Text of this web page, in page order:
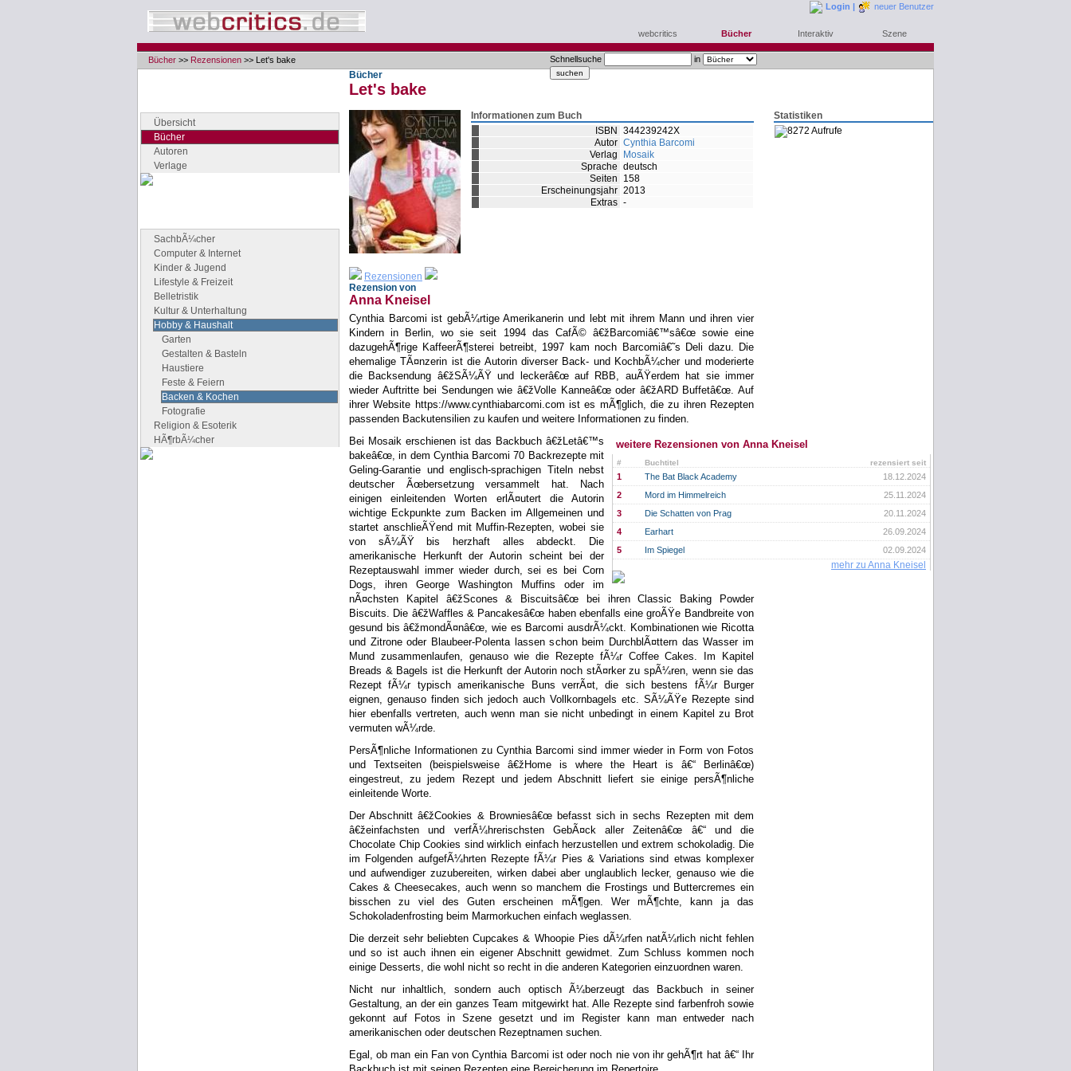
Login | neuer Benutzer
webcritics Bücher Interaktiv Szene
Schnellsuche in
Bücher >> Rezensionen >> Let's bake
Übersicht
Bücher
Autoren
Verlage
SachbÃ¼cher
Computer & Internet
Kinder & Jugend
Lifestyle & Freizeit
Belletristik
Kultur & Unterhaltung
Hobby & Haushalt
Garten
Gestalten & Basteln
Haustiere
Feste & Feiern
Backen & Kochen
Fotografie
Religion & Esoterik
HÃ¶rbÃ¼cher
Bücher
Let's bake
Statistiken
8272 Aufrufe
Informationen zum Buch
ISBN
344239242X
Autor Cynthia Barcomi
Verlag
Mosaik
Sprache deutsch
Seiten
158
Erscheinungsjahr 2013
Extras -
Rezensionen
Rezension von
Anna Kneisel
Cynthia Barcomi ist gebÃ¼rtige Amerikanerin und lebt mit ihrem Mann und ihren vier
Kindern in Berlin, wo sie seit 1994 das CafÃ© â€žBarcomiâ€™sâ€œ sowie eine
dazugehÃ¶rige KaffeerÃ¶sterei betreibt, 1997 kam noch Barcomiâ€˜s Deli dazu. Die
ehemalige TÃ¤nzerin ist die Autorin diverser Back- und KochbÃ¼cher und moderierte
die Backsendung â€žSÃ¼ÃŸ und leckerâ€œ auf RBB, auÃŸerdem hat sie immer
wieder Auftritte bei Sendungen wie â€žVolle Kanneâ€œ oder â€žARD Buffetâ€œ. Auf
ihrer Website https://www.cynthiabarcomi.com ist es mÃ¶glich, die zu ihren Rezepten
passenden Backutensilien zu kaufen und weitere Informationen zu finden.
weitere Rezensionen von Anna Kneisel
# rezensiert seit
Buchtitel
1 18.12.2024
The Bat Black Academy
2
25.11.2024
Mord im Himmelreich
3
20.11.2024
Die Schatten von Prag
4
26.09.2024
Earhart
5
02.09.2024
Im Spiegel
mehr zu Anna Kneisel
Bei Mosaik erschienen ist das Backbuch â€žLetâ€™s
bakeâ€œ, in dem Cynthia Barcomi 70 Backrezepte mit
Geling-Garantie und englisch-sprachigen Titeln nebst
deutscher Ãœbersetzung versammelt hat. Nach
einigen einleitenden Worten erlÃ¤utert die Autorin
wichtige Eckpunkte zum Backen im Allgemeinen und
startet anschlieÃŸend mit Muffin-Rezepten, wobei sie
von sÃ¼ÃŸ bis herzhaft alles abdeckt. Die
amerikanische Herkunft der Autorin scheint bei der
Rezeptauswahl immer wieder durch, sei es bei Corn
Dogs, ihren George Washington Muffins oder im
nÃ¤chsten Kapitel â€žScones & Biscuitsâ€œ bei ihren Classic Baking Powder
Biscuits. Die â€žWaffles & Pancakesâ€œ haben ebenfalls eine groÃŸe Bandbreite von
gesund bis â€žmondÃ¤nâ€œ, wie es Barcomi ausdrÃ¼ckt. Kombinationen wie Ricotta
und Zitrone oder Blaubeer-Polenta lassen schon beim DurchblÃ¤ttern das Wasser im
Mund zusammenlaufen, genauso wie die Rezepte fÃ¼r Coffee Cakes. Im Kapitel
Breads & Bagels ist die Herkunft der Autorin noch stÃ¤rker zu spÃ¼ren, wenn sie das
Rezept fÃ¼r typisch amerikanische Buns verrÃ¤t, die sich bestens fÃ¼r Burger
eignen, genauso finden sich jedoch auch Vollkornbagels etc. SÃ¼ÃŸe Rezepte sind
hier ebenfalls vertreten, auch wenn man sie nicht unbedingt in einem Kapitel zu Brot
vermuten wÃ¼rde.
PersÃ¶nliche Informationen zu Cynthia Barcomi sind immer wieder in Form von Fotos
und Textseiten (beispielsweise â€žHome is where the Heart is â€“ Berlinâ€œ)
eingestreut, zu jedem Rezept und jedem Abschnitt liefert sie einige persÃ¶nliche
einleitende Worte.
Der Abschnitt â€žCookies & Browniesâ€œ befasst sich in sechs Rezepten mit dem
â€žeinfachsten und verfÃ¼hrerischsten GebÃ¤ck aller Zeitenâ€œ â€“ und die
Chocolate Chip Cookies sind wirklich einfach herzustellen und extrem schokoladig. Die
im Folgenden aufgefÃ¼hrten Rezepte fÃ¼r Pies & Variations sind etwas komplexer
und aufwendiger zuzubereiten, wirken dabei aber unglaublich lecker, genauso wie die
Cakes & Cheesecakes, auch wenn so manchem die Frostings und Buttercremes ein
bisschen zu viel des Guten erscheinen mÃ¶gen. Wer mÃ¶chte, kann ja das
Schokoladenfrosting beim Marmorkuchen einfach weglassen.
Die derzeit sehr beliebten Cupcakes & Whoopie Pies dÃ¼rfen natÃ¼rlich nicht fehlen
und so ist auch ihnen ein eigener Abschnitt gewidmet. Zum Schluss kommen noch
einige Desserts, die wohl nicht so recht in die anderen Kategorien einzuordnen waren.
Nicht nur inhaltlich, sondern auch optisch Ã¼berzeugt das Backbuch in seiner
Gestaltung, an der ein ganzes Team mitgewirkt hat. Alle Rezepte sind farbenfroh sowie
gekonnt auf Fotos in Szene gesetzt und im Register kann man entweder nach
amerikanischen oder deutschen Rezeptnamen suchen.
Egal, ob man ein Fan von Cynthia Barcomi ist oder noch nie von ihr gehÃ¶rt hat â€“ Ihr